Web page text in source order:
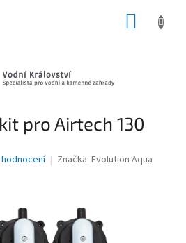
pro Airtech 130
Značka: Evolution Aqua